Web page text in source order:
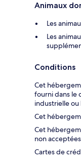
Animaux
Les
Les
Conditions
Cet
fourni dans le
industrielle ou
Cet
Cet
non
Cartes de